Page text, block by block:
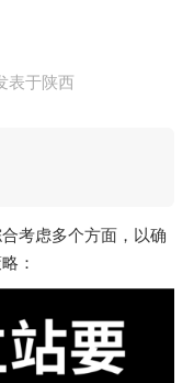
表于陕西
考虑多个方面，以确
：